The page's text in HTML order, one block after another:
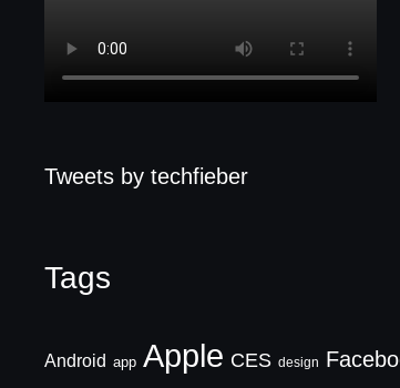
Tweets by techfieber
Tags
Android app Apple CES design